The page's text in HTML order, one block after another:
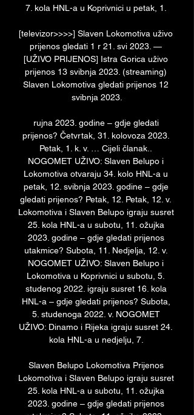
7. kola HNL-a u Koprivnici u petak, 1.
[televizor>>>>] Slaven Lokomotiva uživo
prijenos gledati 1 r 21. svi 2023. —
[UŽIVO PRIJENOS] Istra Gorica uživo
prijenos 13 svibnja 2023. (streaming)
Slaven Lokomotiva gledati prijenos 12
svibnja 2023.
rujna 2023. godine – gdje gledati
prijenos? Četvrtak, 31. kolovoza 2023.
Petak, 1. k. v. … Cijeli članak..
NOGOMET UŽIVO: Slaven Belupo i
Lokomotiva otvaraju 34. kolo HNL-a u
petak, 12. svibnja 2023. godine – gdje
gledati prijenos? Petak, 12. Petak, 12. v.
Lokomotiva i Slaven Belupo igraju susret
25. kola HNL-a u subotu, 11. ožujka
2023. godine – gdje gledati prijenos
utakmice? Subota, 11. Nedjelja, 12. v.
NOGOMET UŽIVO: Slaven Belupo i
Lokomotiva u Koprivnici u subotu, 5.
studenog 2022. igraju susret 16. kola
HNL-a – gdje gledati prijenos? Subota,
5. studenoga 2022. v. NOGOMET
UŽIVO: Dinamo i Rijeka igraju susret 24.
kola HNL-a u nedjelju, 7.
Slaven Belupo Lokomotiva Prijenos
Lokomotiva i Slaven Belupo igraju susret
25. kola HNL-a u subotu, 11. ožujka
2023. godine – gdje gledati prijenos